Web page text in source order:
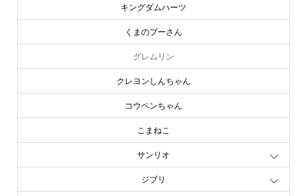
キングダムハーツ
くまのプーさん
グレムリン
クレヨンしんちゃん
コウペンちゃん
こまねこ
サンリオ
ジブリ